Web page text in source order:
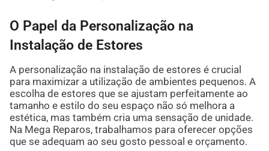
O Papel da Personalização na
Instalação de Estores
A personalização na instalação de estores é crucial
para maximizar a utilização de ambientes pequenos. A
escolha de estores que se ajustam perfeitamente ao
tamanho e estilo do seu espaço não só melhora a
estética, mas também cria uma sensação de unidade.
Na Mega Reparos, trabalhamos para oferecer opções
que se adequam ao seu gosto pessoal e orçamento.